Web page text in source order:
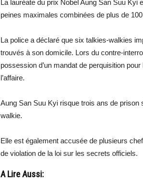
La lauréate du prix Nobel Aung San Suu Kyi
peines maximales combinées de plus de
La police a déclaré que six talkies-walkies
trouvés à son domicile. Lors du contre-
possession d’un mandat de perquisition
l’affaire.
Aung San Suu Kyi risque trois ans de
walkie.
Elle est également accusée de plusieurs
de violation de la loi sur les secrets officiels.
A Lire Aussi: